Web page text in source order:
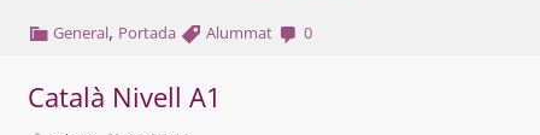
General, Portada Alummat 0
Català Nivell A1